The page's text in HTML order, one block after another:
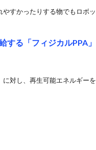
すかったりする物でもロボッ
る「フィジカルPPA」
対し、再生可能エネルギーを